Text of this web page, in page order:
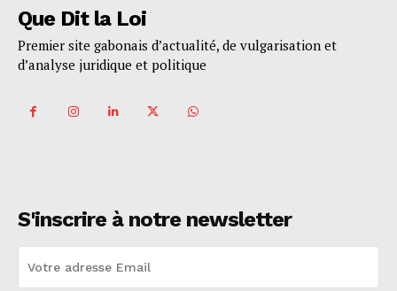
Que Dit la Loi
Premier site gabonais d’actualité, de vulgarisation et
d’analyse juridique et politique
S'inscrire à notre newsletter